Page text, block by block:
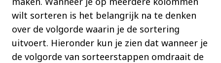
wilt sorteren is het belangrijk na te denken
over de volgorde waarin je de sortering
uitvoert. Hieronder kun je zien dat wanneer je
de volgorde van sorteerstappen omdraait de